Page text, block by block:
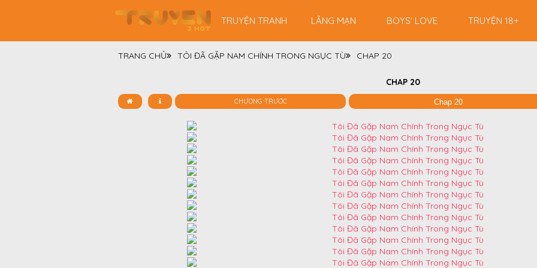
TRUYỆN TRANH LÃNG MẠN BOYS' LOVE TRUYỆN 18+
TRANG CHỦ TÔI ĐÃ GẶP NAM CHÍNH TRONG NGỤC TÙ CHAP 20
CHAP 20
CHƯƠNG TRƯỚC